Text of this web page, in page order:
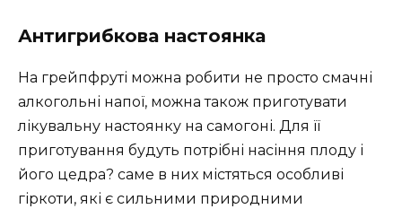
Антигрибкова настоянка
На грейпфруті можна робити не просто смачні
алкогольні напої, можна також приготувати
лікувальну настоянку на самогоні. Для її
приготування будуть потрібні насіння плоду і
його цедра? саме в них містяться особливі
гіркоти, які є сильними природними